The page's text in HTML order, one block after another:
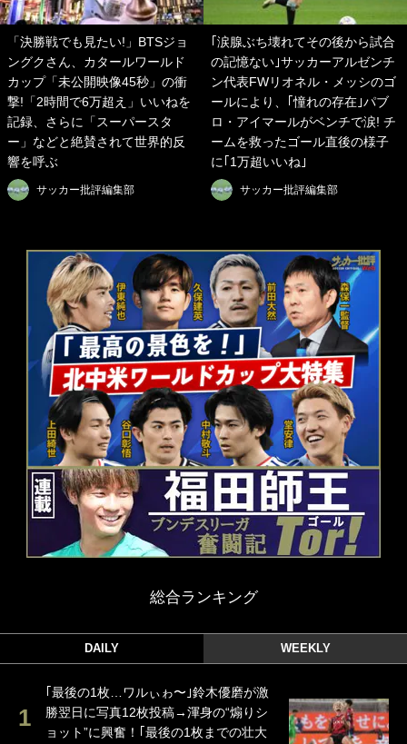
「決勝戦でも見たい!」BTSジョ
ングクさん、カタールワールド
カップ「未公開映像45秒」の衝
撃!「2時間で6万超え」いいねを
記録、さらに「スーパースタ
ー」などと絶賛されて世界的反
響を呼ぶ
サッカー批評編集部
｢涙腺ぶち壊れてその後から試合
の記憶ない｣サッカーアルゼンチ
ン代表FWリオネル・メッシのゴ
ールにより、｢憧れの存在｣パブ
ロ・アイマールがベンチで涙! チ
ームを救ったゴール直後の様子
に｢1万超いいね｣
サッカー批評編集部
総合ランキング
DAILY WEEKLY
｢最後の1枚…ワルぃゎ〜｣鈴木優磨が激
勝翌日に写真12枚投稿→渾身の“煽りシ
ョット”に興奮！｢最後の1枚までの壮大